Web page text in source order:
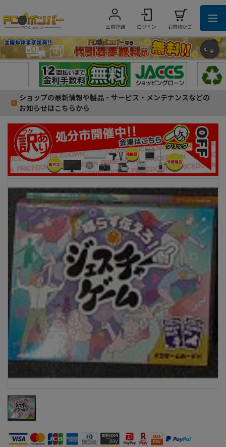
会員登録 ログイン お買物かご
ショップの最新情報や製品・サービス・メンテナンスなどの
お知らせはこちらから